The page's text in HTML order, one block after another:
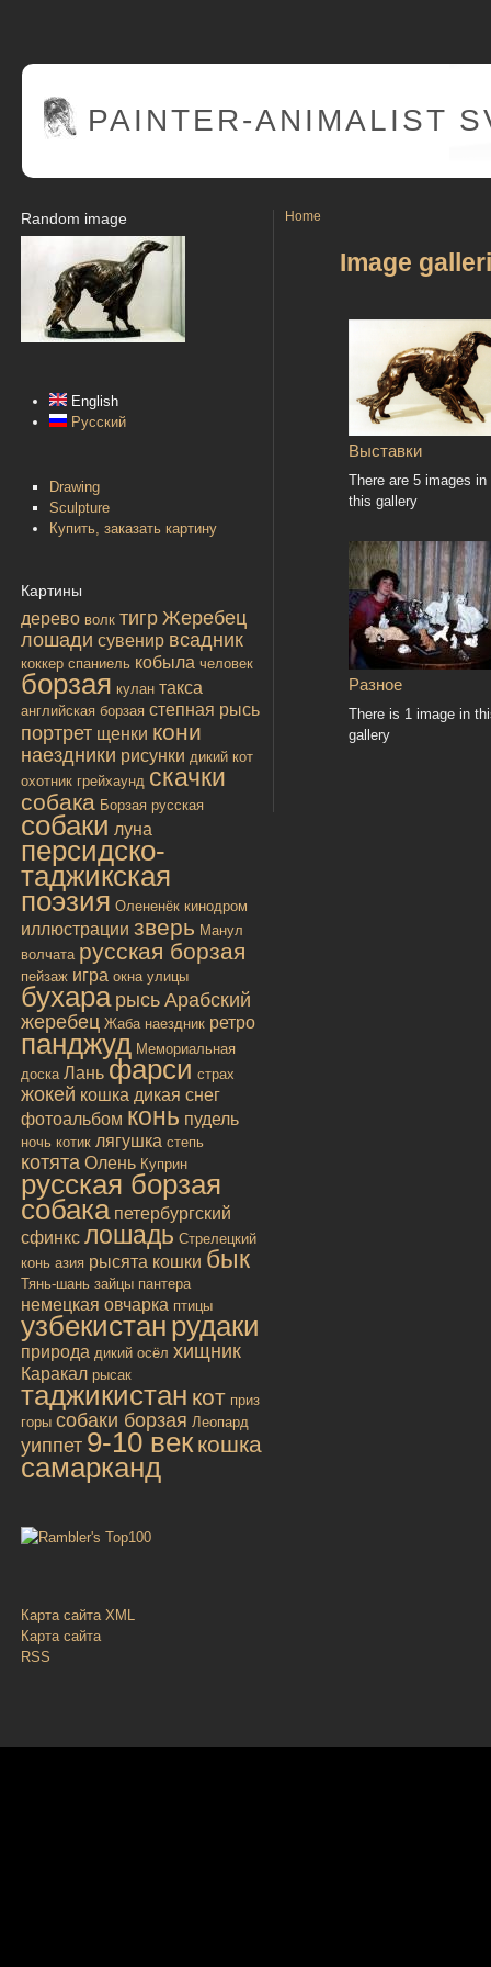
PAINTER-ANIMALIST
Random image
English
Русский
Drawing
Sculpture
Купить, заказать картину
Картины
дерево волк тигр Жеребец
лошади сувенир всадник
коккер спаниель кобыла человек
борзая кулан такса
английская борзая степная рысь
портрет щенки кони
наездники рисунки дикий кот
охотник грейхаунд скачки
собака Борзая русская
собаки луна
персидско-
таджикская
поэзия Олененёк кинодром
иллюстрации зверь Манул
волчата русская борзая
пейзаж игра окна улицы
бухара рысь Арабский
жеребец Жаба наездник ретро
панджуд Мемориальная
доска Лань фарси страх
жокей кошка дикая снег
фотоальбом конь пудель
ночь котик лягушка степь
котята Олень Куприн
русская борзая
собака петербургский
сфинкс лошадь Стрелецкий
конь азия рысята кошки бык
Тянь-шань зайцы пантера
немецкая овчарка птицы
узбекистан рудаки
природа дикий осёл хищник
Каракал рысак
таджикистан кот приз
горы собаки борзая Леопард
уиппет 9-10 век кошка
самарканд
Карта сайта XML
Карта сайта
RSS
Home
Image
Выставки
There are 5 images in
this gallery
Разное
There is 1 image in
gallery